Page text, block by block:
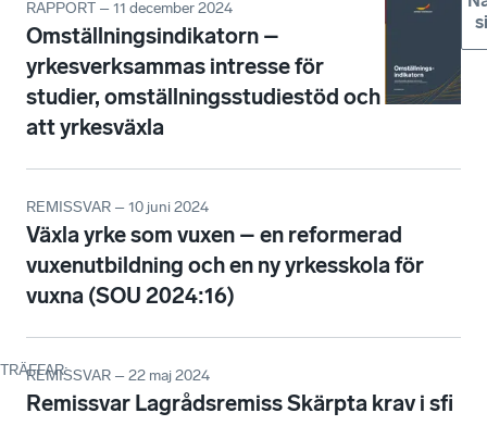
TRÄFFAR:
RAPPORT – 11 december 2024
Omställningsindikatorn –
yrkesverksammas intresse för
studier, omställningsstudiestöd och
att yrkesväxla
REMISSVAR – 10 juni 2024
Växla yrke som vuxen – en reformerad
vuxenutbildning och en ny yrkesskola för
vuxna (SOU 2024:16)
REMISSVAR – 22 maj 2024
Remissvar Lagrådsremiss Skärpta krav i sfi